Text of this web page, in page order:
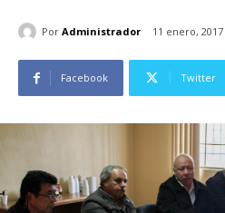
Por Administrador 11 enero, 2017
Facebook Twitter